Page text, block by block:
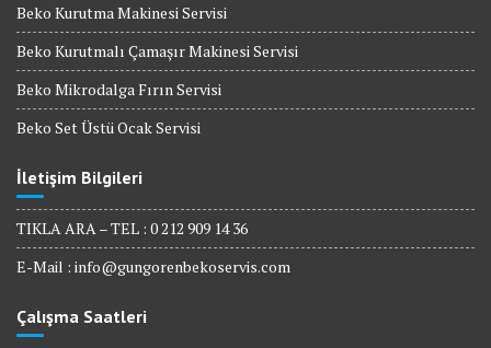
Beko Kurutma Makinesi Servisi
Beko Kurutmalı Çamaşır Makinesi Servisi
Beko Mikrodalga Fırın Servisi
Beko Set Üstü Ocak Servisi
İletişim Bilgileri
TIKLA ARA – TEL : 0 212 909 14 36
E-Mail : info@gungorenbekoservis.com
Çalışma Saatleri